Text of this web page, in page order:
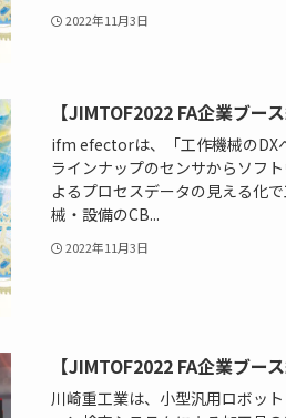
2022年11月3日
【JIMTOF2022 FA企業ブ
ifm efectorは、「工作機械のDX
ラインナップのセンサからソフ
よるプロセスデータの見える化
械・設備のCB...
2022年11月3日
【JIMTOF2022 FA企業ブー
川崎重工業は、小型汎用ロボッ